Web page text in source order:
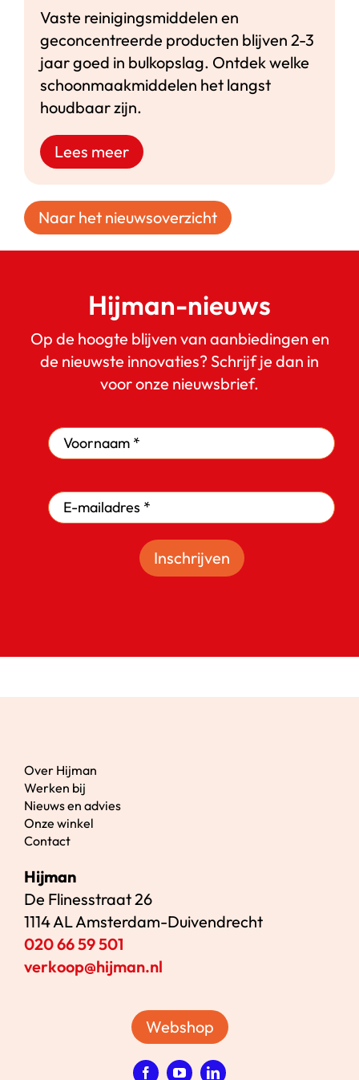
Vaste reinigingsmiddelen en
geconcentreerde producten blijven 2-3
jaar goed in bulkopslag. Ontdek welke
schoonmaakmiddelen het langst
houdbaar zijn.
Lees meer
Naar het nieuwsoverzicht
Hijman-nieuws
Op de hoogte blijven van aanbiedingen en
de nieuwste innovaties? Schrijf je dan in
voor onze nieuwsbrief.
Inschrijven
Over Hijman
Werken bij
Nieuws en advies
Onze winkel
Contact
Hijman
De Flinesstraat 26
1114 AL Amsterdam-Duivendrecht
020 66 59 501
verkoop@hijman.nl
Webshop